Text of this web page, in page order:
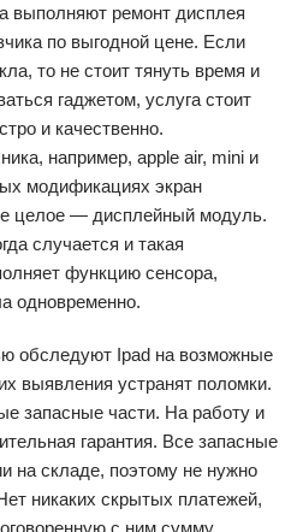
выполняют ремонт дисплея
по выгодной цене. Если
то не стоит тянуть время и
гаджетом, услуга стоит
и качественно.
например, apple air, mini и
модификациях экран
целое — дисплейный модуль.
случается и такая
функцию сенсора,
одновременно.
обследуют Ipad на возможные
выявления устранят поломки.
запасные части. На работу и
гарантия. Все запасные
на складе, поэтому не нужно
никаких скрытых платежей,
с ним сумму.